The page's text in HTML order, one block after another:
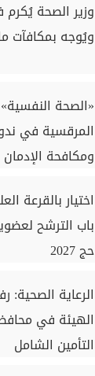
وزير الصحة
ويُوجه بمكافآت
«الصحة
المرقسية في
ومكافحة الإدمان
اختيار بالقرعة
باب الترشح
حج 2027
الرعاية
الهيئة في
التأمين الشامل